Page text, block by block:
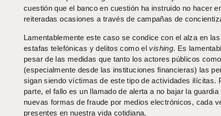
cuestión que el banco en cuestión ha instruido no hacer
reiteradas ocasiones a través de campañas de
Lamentablemente este caso se condice con el alza en
estafas telefónicas y delitos como el vishing. Es
pesar de las medidas que tanto los actores públicos
(especialmente desde las instituciones financieras) las
sigan siendo víctimas de este tipo de actividades ilícitas.
parte, el fallo es un llamado de alerta a no bajar la guardia
nuevas formas de fraude por medios electrónicos, cada
presentes en nuestra vida cotidiana.